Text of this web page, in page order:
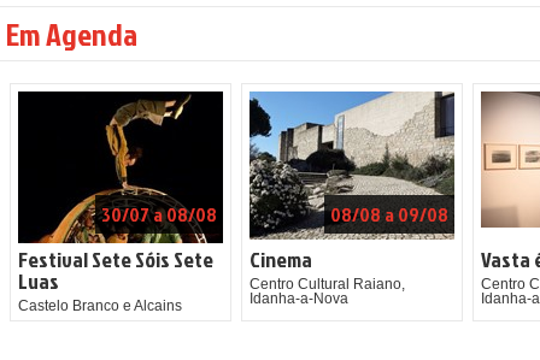
Em Agenda
30/07 a 08/08
Festival Sete Sóis Sete
Luas
Castelo Branco e Alcains
08/08 a 09/08
Cinema
Centro Cultural Raiano,
Idanha-a-Nova
Vasta
Centro
Idanha-